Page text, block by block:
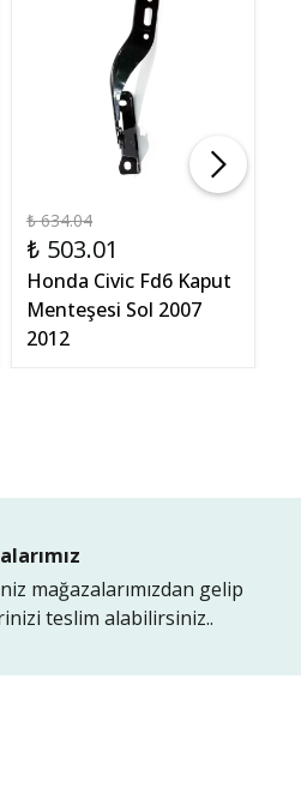
₺ 634.04
₺ 503.01
Honda Civic Fd6 Kaput
Menteşesi Sol 2007
2012
mağazalarımızdan gelip
teslim alabilirsiniz..